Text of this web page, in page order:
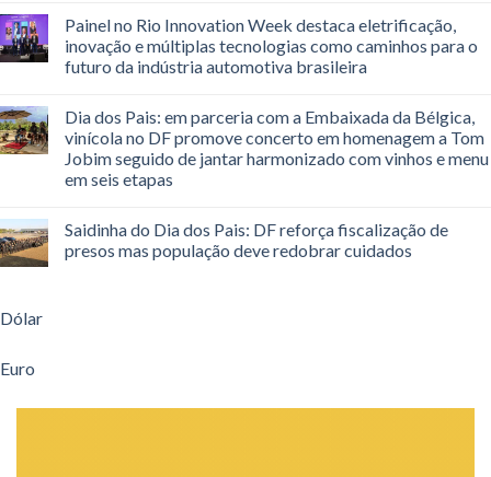
Painel no Rio Innovation Week destaca eletrificação,
inovação e múltiplas tecnologias como caminhos para o
futuro da indústria automotiva brasileira
Dia dos Pais: em parceria com a Embaixada da Bélgica,
vinícola no DF promove concerto em homenagem a Tom
Jobim seguido de jantar harmonizado com vinhos e menu
em seis etapas
Saidinha do Dia dos Pais: DF reforça fiscalização de
presos mas população deve redobrar cuidados
Dólar
Euro